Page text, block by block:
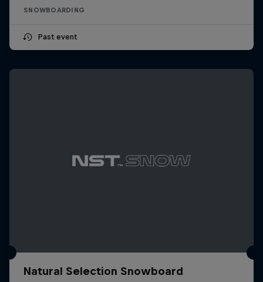
SNOWBOARDING
Past event
Natural Selection Snowboard